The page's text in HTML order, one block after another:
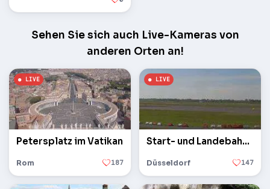
Sehen Sie sich auch Live-Kameras von
anderen Orten an!
Petersplatz im Vatikan
Rom 187
Start- und Landebahn des Flughafens
Düsseldorf 147